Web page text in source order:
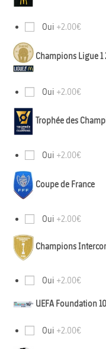
Oui +2.00€
Champions Ligue 1
Oui +2.00€
Trophée des
Oui +2.00€
Coupe de France
Oui +2.00€
Champions
Oui +2.00€
UEFA Foundation 10
Oui +2.00€